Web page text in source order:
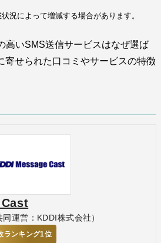
況によって増減する場合があります。
高いSMS送信サービスはなぜ選ば
寄せられた口コミやサービスの特徴
運営：KDDI株式会社）
ランキング1位